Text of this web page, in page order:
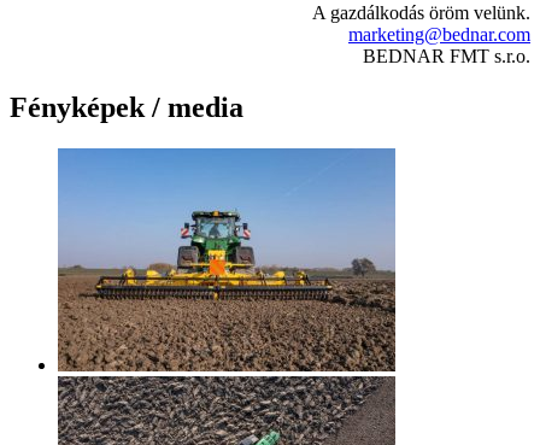
A gazdálkodás öröm velünk.
marketing@bednar.com
BEDNAR FMT s.r.o.
Fényképek / media